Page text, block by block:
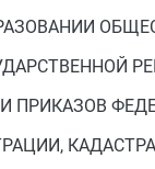
ПРИКАЗОВ